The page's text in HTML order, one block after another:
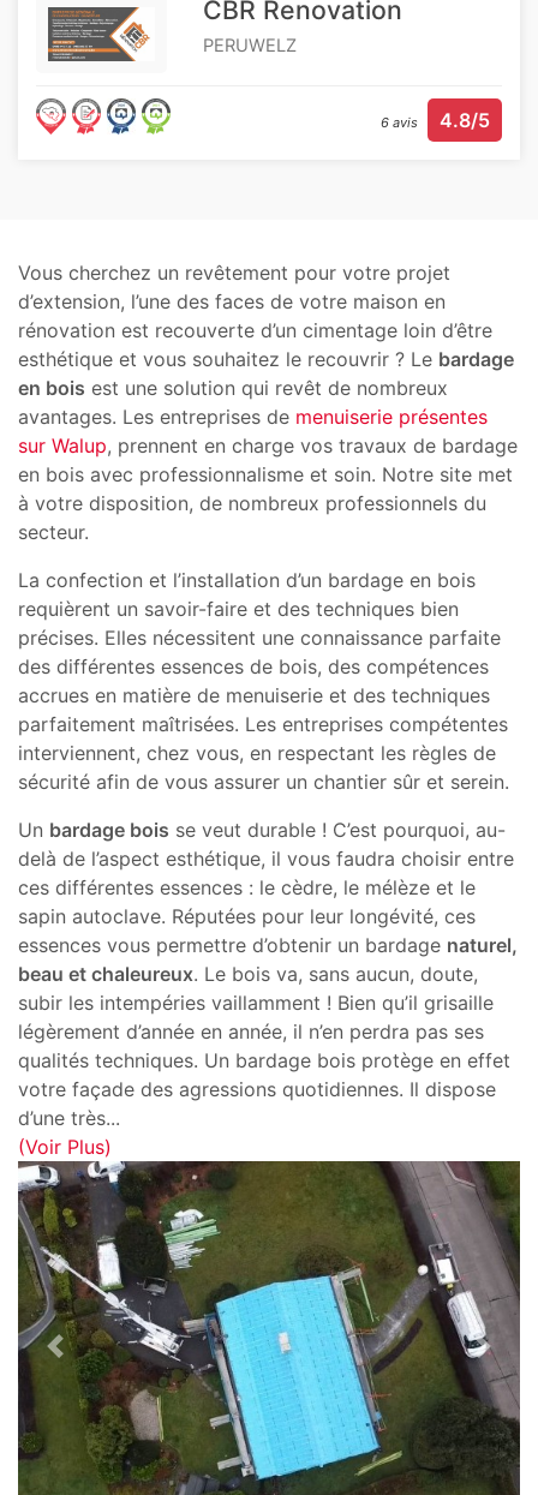
CBR Renovation
PERUWELZ
6 avis 4.8/5
Vous cherchez un revêtement pour votre projet
d’extension, l’une des faces de votre maison en
rénovation est recouverte d’un cimentage loin d’être
esthétique et vous souhaitez le recouvrir ? Le bardage
en bois est une solution qui revêt de nombreux
avantages. Les entreprises de menuiserie présentes
sur Walup, prennent en charge vos travaux de bardage
en bois avec professionnalisme et soin. Notre site met
à votre disposition, de nombreux professionnels du
secteur.
La confection et l’installation d’un bardage en bois
requièrent un savoir-faire et des techniques bien
précises. Elles nécessitent une connaissance parfaite
des différentes essences de bois, des compétences
accrues en matière de menuiserie et des techniques
parfaitement maîtrisées. Les entreprises compétentes
interviennent, chez vous, en respectant les règles de
sécurité afin de vous assurer un chantier sûr et serein.
Un bardage bois se veut durable ! C’est pourquoi, au-
delà de l’aspect esthétique, il vous faudra choisir entre
ces différentes essences : le cèdre, le mélèze et le
sapin autoclave. Réputées pour leur longévité, ces
essences vous permettre d’obtenir un bardage naturel,
beau et chaleureux. Le bois va, sans aucun, doute,
subir les intempéries vaillamment ! Bien qu’il grisaille
légèrement d’année en année, il n’en perdra pas ses
qualités techniques. Un bardage bois protège en effet
votre façade des agressions quotidiennes. Il dispose
d’une très...
(Voir Plus)
Previous Next